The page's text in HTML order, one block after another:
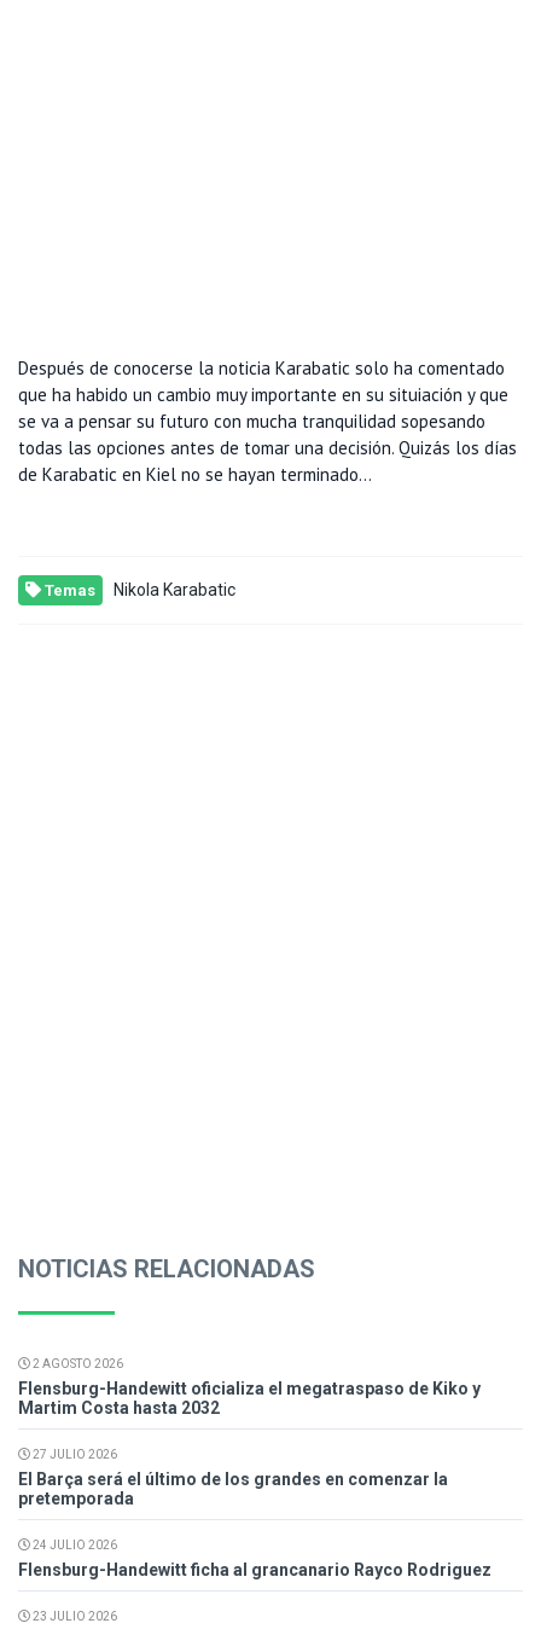
Después de conocerse la noticia Karabatic solo ha comentado
que ha habido un cambio muy importante en su situiación y que
se va a pensar su futuro con mucha tranquilidad sopesando
todas las opciones antes de tomar una decisión. Quizás los días
de Karabatic en Kiel no se hayan terminado...
Temas Nikola Karabatic
NOTICIAS RELACIONADAS
2 AGOSTO 2026
Flensburg-Handewitt oficializa el megatraspaso de Kiko y
Martim Costa hasta 2032
27 JULIO 2026
El Barça será el último de los grandes en comenzar la
pretemporada
24 JULIO 2026
Flensburg-Handewitt ficha al grancanario Rayco Rodriguez
23 JULIO 2026